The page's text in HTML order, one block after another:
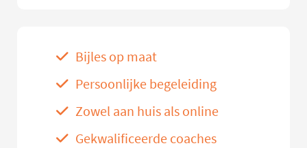
Bijles op maat
Persoonlijke begeleiding
Zowel aan huis als online
Gekwalificeerde coaches